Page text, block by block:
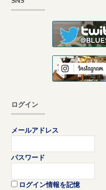
ログイン
メールアドレス
パスワード
ログイン情報を記憶